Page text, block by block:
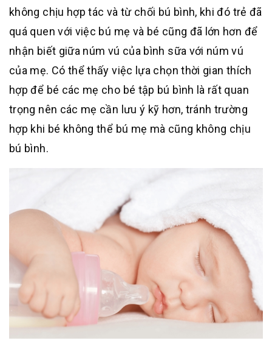
không chịu hợp tác và từ chối bú bình, khi đó trẻ đã
quá quen với việc bú mẹ và bé cũng đã lớn hơn để
nhận biết giữa núm vú của bình sữa với núm vú
của mẹ. Có thể thấy việc lựa chọn thời gian thích
hợp để bé các mẹ cho bé tập bú bình là rất quan
trọng nên các mẹ cần lưu ý kỹ hơn, tránh trường
hợp khi bé không thể bú mẹ mà cũng không chịu
bú bình.